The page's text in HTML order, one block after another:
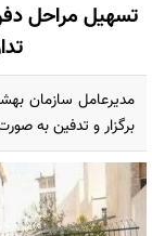
تسهیل مراحل
مدیرعامل سازمان
برگزار و تدفین به